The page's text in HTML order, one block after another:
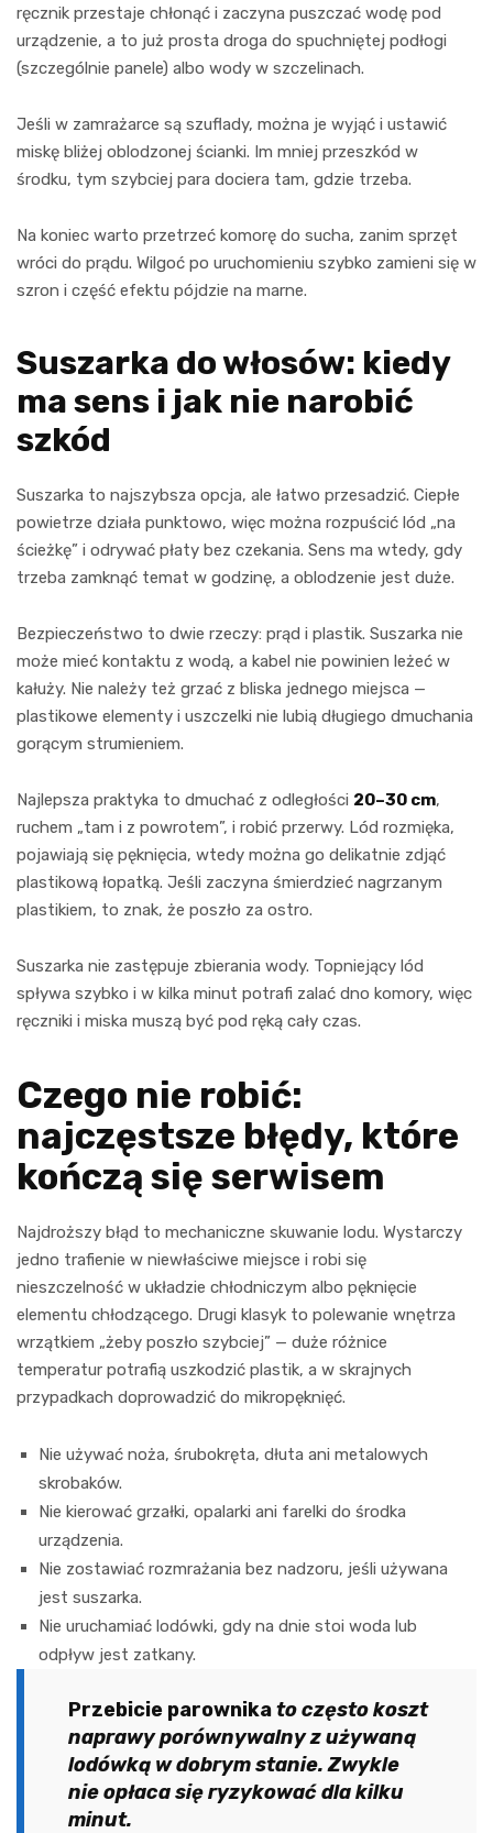
ręcznik przestaje chłonąć i zaczyna puszczać wodę pod
urządzenie, a to już prosta droga do spuchniętej podłogi
(szczególnie panele) albo wody w szczelinach.
Jeśli w zamrażarce są szuflady, można je wyjąć i ustawić
miskę bliżej oblodzonej ścianki. Im mniej przeszkód w
środku, tym szybciej para dociera tam, gdzie trzeba.
Na koniec warto przetrzeć komorę do sucha, zanim sprzęt
wróci do prądu. Wilgoć po uruchomieniu szybko zamieni się w
szron i część efektu pójdzie na marne.
Suszarka do włosów: kiedy
ma sens i jak nie narobić
szkód
Suszarka to najszybsza opcja, ale łatwo przesadzić. Ciepłe
powietrze działa punktowo, więc można rozpuścić lód „na
ścieżkę” i odrywać płaty bez czekania. Sens ma wtedy, gdy
trzeba zamknąć temat w godzinę, a oblodzenie jest duże.
Bezpieczeństwo to dwie rzeczy: prąd i plastik. Suszarka nie
może mieć kontaktu z wodą, a kabel nie powinien leżeć w
kałuży. Nie należy też grzać z bliska jednego miejsca —
plastikowe elementy i uszczelki nie lubią długiego dmuchania
gorącym strumieniem.
Najlepsza praktyka to dmuchać z odległości 20–30 cm,
ruchem „tam i z powrotem”, i robić przerwy. Lód rozmięka,
pojawiają się pęknięcia, wtedy można go delikatnie zdjąć
plastikową łopatką. Jeśli zaczyna śmierdzieć nagrzanym
plastikiem, to znak, że poszło za ostro.
Suszarka nie zastępuje zbierania wody. Topniejący lód
spływa szybko i w kilka minut potrafi zalać dno komory, więc
ręczniki i miska muszą być pod ręką cały czas.
Czego nie robić:
najczęstsze błędy, które
kończą się serwisem
Najdroższy błąd to mechaniczne skuwanie lodu. Wystarczy
jedno trafienie w niewłaściwe miejsce i robi się
nieszczelność w układzie chłodniczym albo pęknięcie
elementu chłodzącego. Drugi klasyk to polewanie wnętrza
wrzątkiem „żeby poszło szybciej” — duże różnice
temperatur potrafią uszkodzić plastik, a w skrajnych
przypadkach doprowadzić do mikropęknięć.
Nie używać noża, śrubokręta, dłuta ani metalowych
skrobaków.
Nie kierować grzałki, opalarki ani farelki do środka
urządzenia.
Nie zostawiać rozmrażania bez nadzoru, jeśli używana
jest suszarka.
Nie uruchamiać lodówki, gdy na dnie stoi woda lub
odpływ jest zatkany.
Przebicie parownikato często koszt
naprawy porównywalny z używaną
lodówką w dobrym stanie. Zwykle
nie opłaca się ryzykować dla kilku
minut.